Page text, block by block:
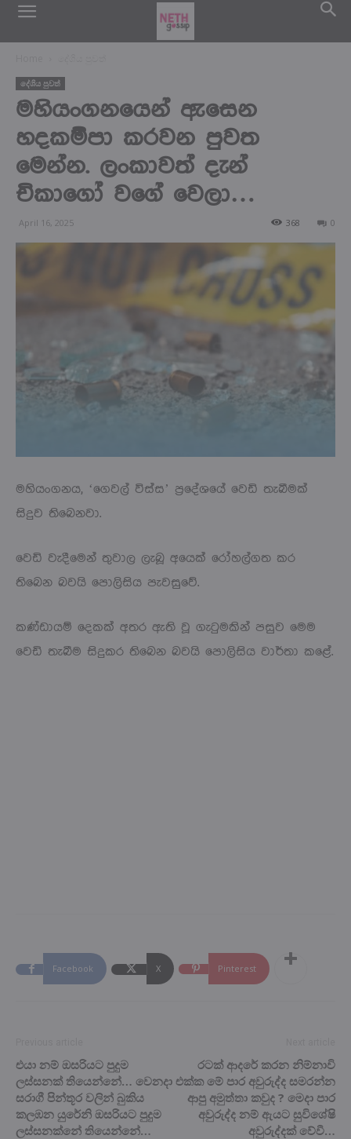
දේශිය පුවත්
මහියංගනයෙන් ඇසෙන
හදකම්පා කරවන පුවත
මෙන්න. ලංකාවත් දැන්
චිකාගෝ වගේ වෙලා…
April 16, 2025 0
368
මහියංගනය, ‘ගෙවල් විස්ස’ ප්‍රදේශයේ වෙඩි තැබීමක්
සිදුව තිබෙනවා.
වෙඩි වැදීමෙන් තුවාල ලැබූ අයෙක් රෝහල්ගත කර
තිබෙන බවයි පොලිසිය පැවසුවේ.
කණ්ඩායම් දෙකක් අතර ඇති වූ ගැටුමකින් පසුව මෙම
වෙඩි තැබීම සිදුකර තිබෙන බවයි පොලිසිය වාර්තා කළේ.
Facebook X Pinterest
එයා නම් ඔසරියට පුදුම
ලස්සනක් තියෙන්නේ… වෙනදා
සරාගී පින්තූර වලින් බුකිය
කලඹන යුරේනි ඔසරියට පුදුම
ලස්සනක්නේ තියෙන්නේ…
රටක් ආදරේ කරන නිම්නාවි
එක්ක මේ පාර අවුරුද්ද සමරන්න
ආපු අමුත්තා කවුද ? මෙදා පාර
අවුරුද්ද නම් ඇයට සුවිශේෂි
අවුරුද්දක් වේවී…